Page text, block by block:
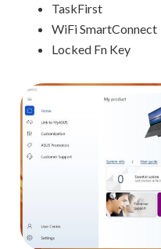
TaskFirst
WiFi SmartConnect
Locked Fn Key